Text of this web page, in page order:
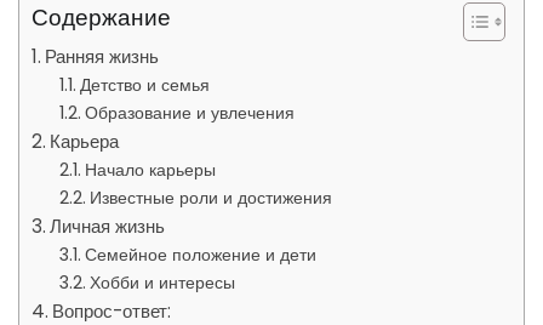
Содержание
Ранняя жизнь
Детство и семья
Образование и увлечения
Карьера
Начало карьеры
Известные роли и достижения
Личная жизнь
Семейное положение и дети
Хобби и интересы
Вопрос-ответ: